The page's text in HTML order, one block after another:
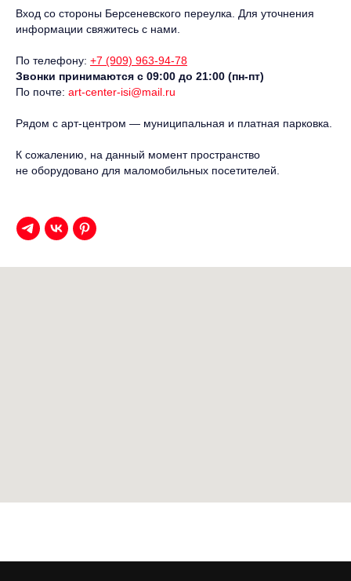
Вход со стороны Берсеневского переулка. Для уточнения
информации свяжитесь с нами.
По телефону: +7 (909) 963-94-78
Звонки принимаются с 09:00 до 21:00 (пн-пт)
По почте: art-center-isi@mail.ru
Рядом с арт-центром — муниципальная и платная парковка.
К сожалению, на данный момент пространство
не оборудовано для маломобильных посетителей.